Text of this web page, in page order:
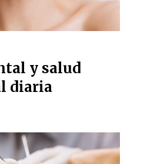
y salud
diaria